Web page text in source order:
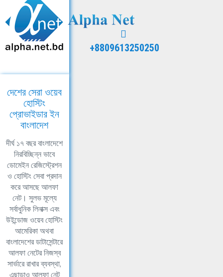
+8809613250250
দেশের সেরা ওয়েব
হোস্টিং
প্রোভাইডার ইন
বাংলাদেশ
দীর্ঘ ১৭ বছর বাংলাদেশে
নিরবিচ্ছিন্ন ভাবে
ডোমেইন রেজিস্ট্রেশন
ও হোস্টিং সেবা প্রদান
করে আসছে আলফা
নেট। সুলভ মূল্যে
সর্বাধুনিক লিনাক্স এবং
উইন্ডোজ ওয়েব হোস্টিং
আমেরিকা অথবা
বাংলাদেশের ডাটাসেন্টারে
আলফা নেটের নিজস্ব
সার্ভারে রাখার ব্যবস্থা,
এছাড়াও আলফা নেট